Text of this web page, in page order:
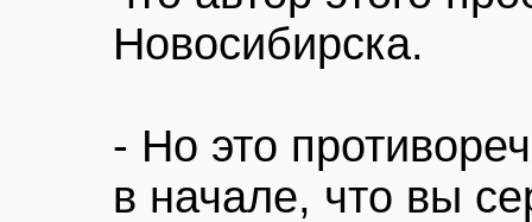
Новосибирска.
- Но это
в начале, что вы